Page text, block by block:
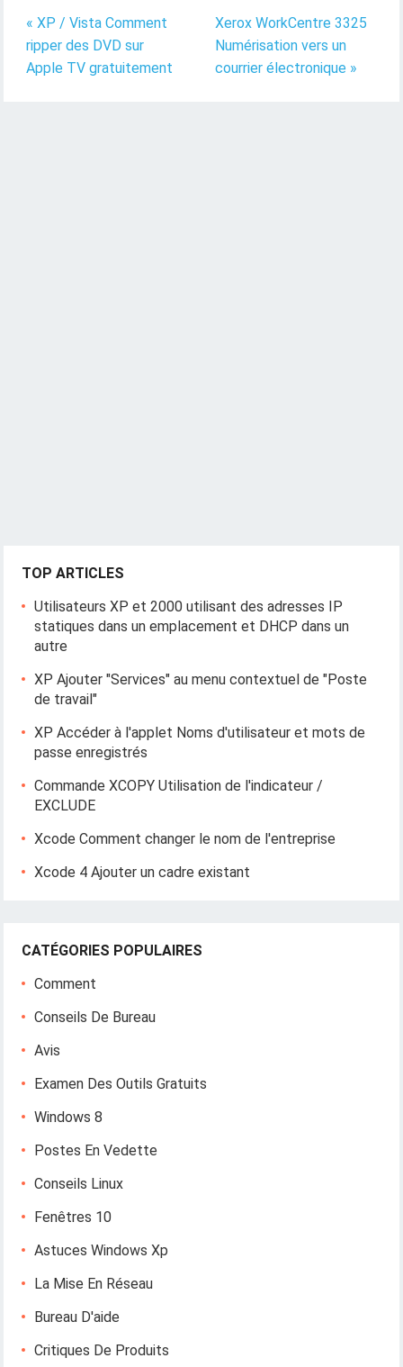
« XP / Vista Comment
ripper des DVD sur
Apple TV gratuitement
Xerox WorkCentre 3325
Numérisation vers un
courrier électronique »
TOP ARTICLES
Utilisateurs XP et 2000 utilisant des adresses IP
statiques dans un emplacement et DHCP dans un
autre
XP Ajouter "Services" au menu contextuel de "Poste
de travail"
XP Accéder à l'applet Noms d'utilisateur et mots de
passe enregistrés
Commande XCOPY Utilisation de l'indicateur /
EXCLUDE
Xcode Comment changer le nom de l'entreprise
Xcode 4 Ajouter un cadre existant
CATÉGORIES POPULAIRES
Comment
Conseils De Bureau
Avis
Examen Des Outils Gratuits
Windows 8
Postes En Vedette
Conseils Linux
Fenêtres 10
Astuces Windows Xp
La Mise En Réseau
Bureau D'aide
Critiques De Produits